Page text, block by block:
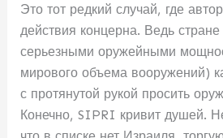
Это тот редкий случай, где
действия концерна. Ведь стране
серьезными оружейными
мирового объема вооружений)
с протянутой рукой просить
Конечно, SIPRI кривит душей.